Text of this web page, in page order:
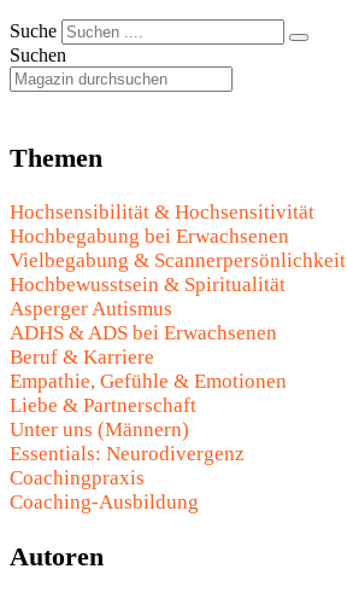
Suche
Suchen
Themen
Hochsensibilität & Hochsensitivität
Hochbegabung bei Erwachsenen
Vielbegabung & Scannerpersönlichkeit
Hochbewusstsein & Spiritualität
Asperger Autismus
ADHS & ADS bei Erwachsenen
Beruf & Karriere
Empathie, Gefühle & Emotionen
Liebe & Partnerschaft
Unter uns (Männern)
Essentials: Neurodivergenz
Coachingpraxis
Coaching-Ausbildung
Autoren